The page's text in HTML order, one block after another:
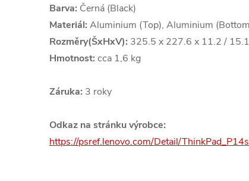
Barva: Černá (Black)
Materiál: Aluminium (Top), Aluminium
Rozměry(ŠxHxV): 325.5 x 227.6 x 11.2 / 15.1
Hmotnost: cca 1,6 kg
Záruka: 3 roky
Odkaz na stránku výrobce:
https://psref.lenovo.com/Detail/